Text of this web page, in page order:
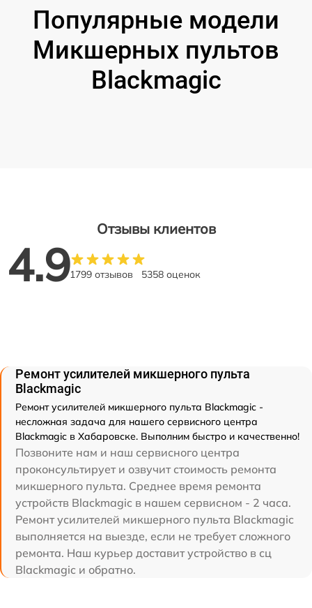
Популярные модели
Микшерных пультов
Blackmagic
Отзывы клиентов
4.91799 отзывов 5358 оценок
Ремонт усилителей микшерного пульта
Blackmagic
Ремонт усилителей микшерного пульта Blackmagic -
несложная задача для нашего сервисного центра
Blackmagic в Хабаровске. Выполним быстро и качественно!
Позвоните нам и наш сервисного центра
проконсультирует и озвучит стоимость ремонта
микшерного пульта. Среднее время ремонта
устройств Blackmagic в нашем сервисном - 2 часа.
Ремонт усилителей микшерного пульта Blackmagic
выполняется на выезде, если не требует сложного
ремонта. Наш курьер доставит устройство в сц
Blackmagic и обратно.